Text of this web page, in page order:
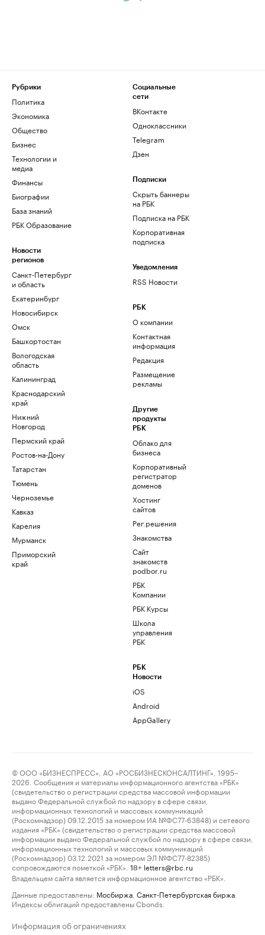
Рубрики
Политика
Экономика
Общество
Бизнес
Технологии и
медиа
Финансы
Биографии
База знаний
РБК Образование
Новости
регионов
Санкт-Петербург
и область
Екатеринбург
Новосибирск
Омск
Башкортостан
Вологодская
область
Калининград
Краснодарский
край
Нижний
Новгород
Пермский край
Ростов-на-Дону
Татарстан
Тюмень
Черноземье
Кавказ
Карелия
Мурманск
Приморский
край
Социальные
сети
ВКонтакте
Одноклассники
Telegram
Дзен
Подписки
Скрыть баннеры
на РБК
Подписка на РБК
Корпоративная
подписка
Уведомления
RSS Новости
РБК
О компании
Контактная
информация
Редакция
Размещение
рекламы
Другие
продукты
РБК
Облако для
бизнеса
Корпоративный
регистратор
доменов
Хостинг
сайтов
Рег.решения
Знакомства
Сайт
знакомств
podbor.ru
РБК
Компании
РБК Курсы
Школа
управления
РБК
РБК
Новости
iOS
Android
AppGallery
© ООО «БИЗНЕСПРЕСС», АО «РОСБИЗНЕСКОНСАЛТИНГ», 1995–
2026. Сообщения и материалы информационного агентства «РБК»
(свидетельство о регистрации средства массовой информации
выдано Федеральной службой по надзору в сфере связи,
информационных технологий и массовых коммуникаций
(Роскомнадзор) 09.12.2015 за номером ИА №ФС77-63848) и сетевого
издания «РБК» (свидетельство о регистрации средства массовой
информации выдано Федеральной службой по надзору в сфере связи,
информационных технологий и массовых коммуникаций
(Роскомнадзор) 03.12.2021 за номером ЭЛ №ФС77-82385)
сопровождаются пометкой «РБК».
18+ letters@rbc.ru
Владельцем сайта является информационное агентство «РБК».
Данные предоставлены: Мосбиржа Санкт-Петербургская биржа
Индексы облигаций предоставлены Cbonds.
Информация об ограничениях